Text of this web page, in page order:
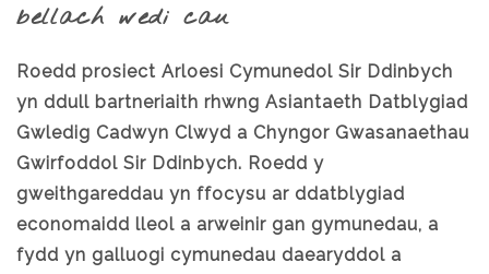
bellach wedi cau
Roedd prosiect Arloesi Cymunedol Sir Ddinbych
yn ddull bartneriaith rhwng Asiantaeth Datblygiad
Gwledig Cadwyn Clwyd a Chyngor Gwasanaethau
Gwirfoddol Sir Ddinbych. Roedd y
gweithgareddau yn ffocysu ar ddatblygiad
economaidd lleol a arweinir gan gymunedau, a
fydd yn galluogi cymunedau daearyddol a